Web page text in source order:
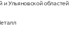
Ульяновской областей